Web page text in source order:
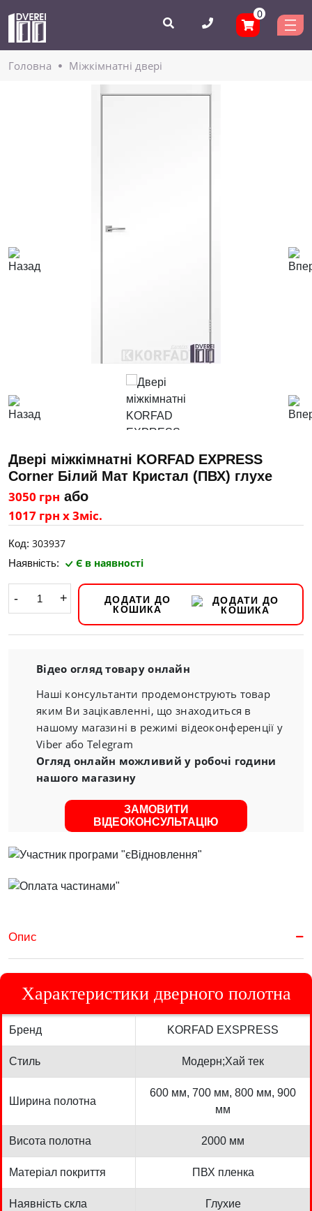
0
Головнa Міжкімнатні двері
Двері міжкімнатні KORFAD EXPRESS
Corner Білий Мат Кристал (ПВХ) глухе
3050 грн або
1017 грн х 3міс.
Код: 303937
Наявність: Є в наявності
- +
ДОДАТИ ДО
КОШИКА
Відео огляд товару онлайн
Наші консультанти продемонструють товар
яким Ви зацікавленні, що знаходиться в
нашому магазині в режимі відеоконференції у
Viber або Telegram
Огляд онлайн можливий у робочі години
нашого магазину
ЗАМОВИТИ
ВІДЕОКОНСУЛЬТАЦІЮ
Опис
Характеристики дверного полотна
Бренд KORFAD EXSPRESS
Стиль Модерн;Хай тек
Ширина полотна
600 мм, 700 мм, 800 мм, 900
мм
Висота полотна 2000 мм
Матеріал покриття ПВХ пленка
Наявність скла Глухие